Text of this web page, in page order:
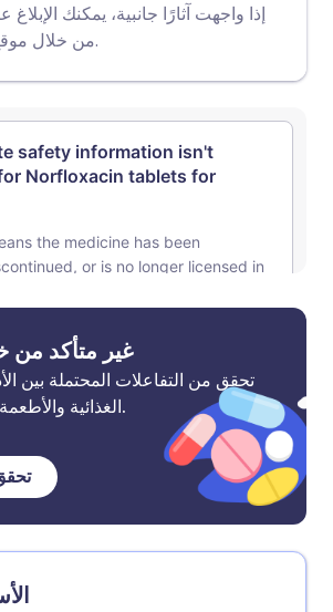
إذا واجهت آثارًا جانبية، يمكنك الإبلاغ
من خلال.
غير متأكد من
تحقق من التفاعلات المحتملة بين
الغذائية والأطعمة قبل تناولها معًا.